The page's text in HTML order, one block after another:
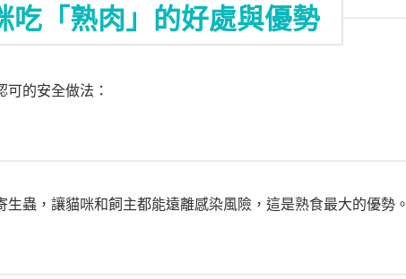
吃「熟肉」的好處與優勢
的安全做法：
蟲，讓貓咪和飼主都能遠離感染風險，這是熟食最大的優勢。